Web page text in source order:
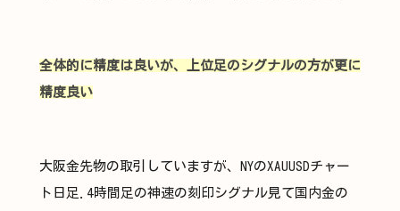
全体的に精度は良いが、上位足のシグナルの方が更に
精度良い
大阪金先物の取引していますが、NYのXAUUSDチャー
ト日足.4時間足の神速の刻印シグナル見て国内金の